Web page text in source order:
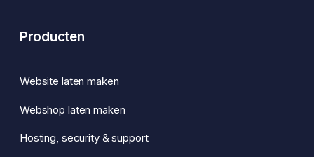
Producten
Website laten maken
Webshop laten maken
Hosting, security & support